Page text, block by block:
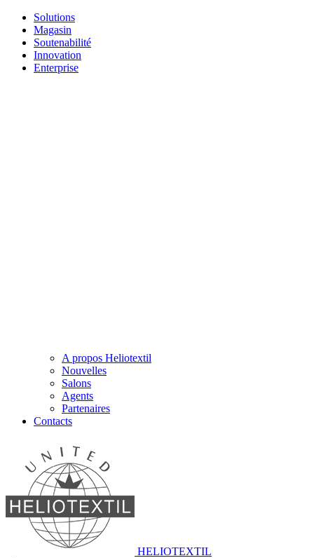
Solutions
Magasin
Soutenabilité
Innovation
Enterprise
A propos Heliotextil
Nouvelles
Salons
Agents
Partenaires
Contacts
HELIOTEXTIL